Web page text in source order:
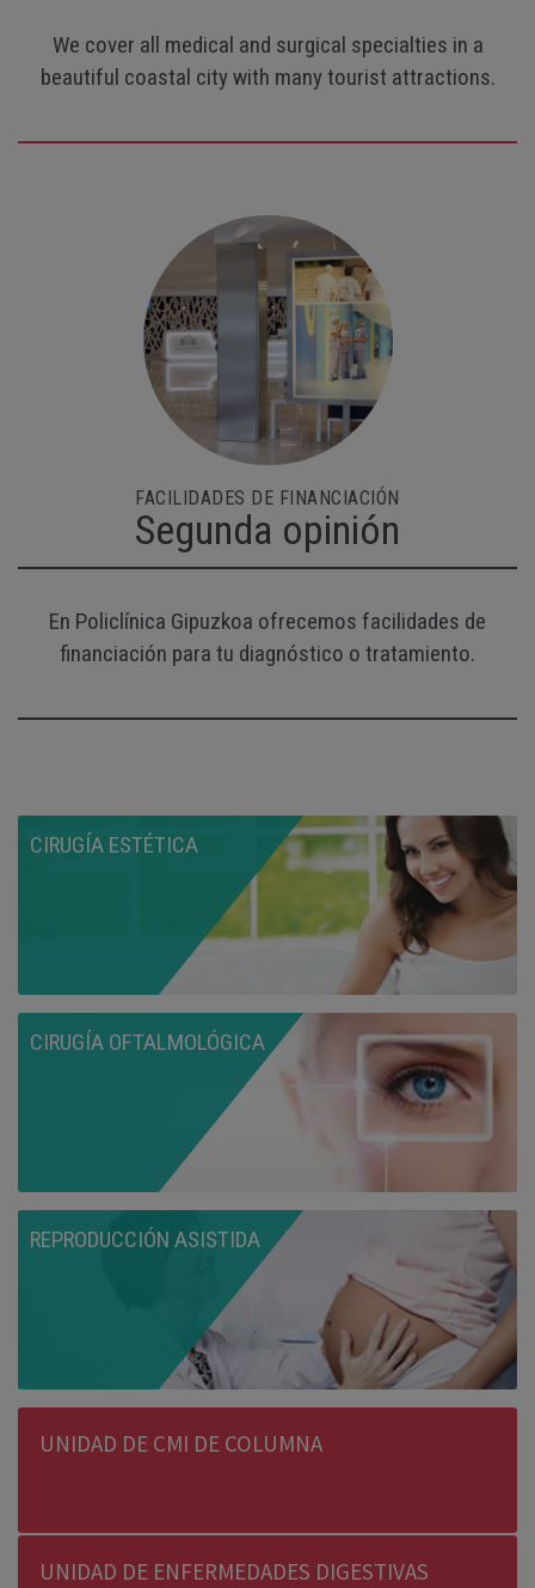
We cover all medical and surgical specialties in a
beautiful coastal city with many tourist attractions.
FACILIDADES DE FINANCIACIÓN
Segunda opinión
En Policlínica Gipuzkoa ofrecemos facilidades de
financiación para tu diagnóstico o tratamiento.
CIRUGÍA ESTÉTICA
CIRUGÍA OFTALMOLÓGICA
REPRODUCCIÓN ASISTIDA
UNIDAD DE CMI DE COLUMNA
UNIDAD DE ENFERMEDADES DIGESTIVAS